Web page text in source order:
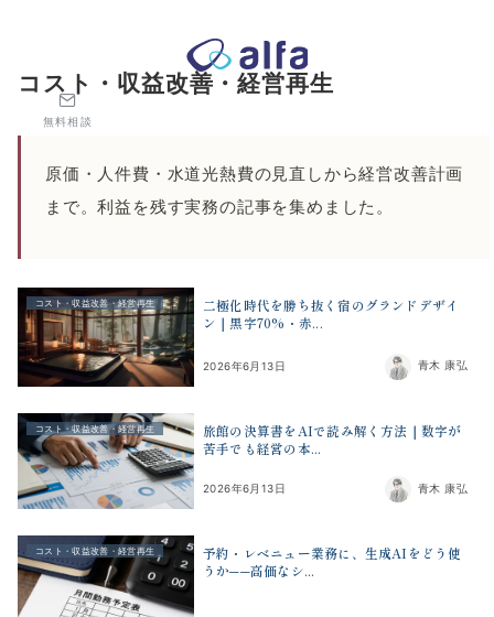
無料相談
株式会社アルファコンサルティング｜ホテル・旅館・観光業の事
コスト・収益改善・経営再生
原価・人件費・水道光熱費の見直しから経営改善計画
まで。利益を残す実務の記事を集めました。
コスト・収益改善・経営再生
二極化時代を勝ち抜く宿のグランドデザイ
ン｜黒字70%・赤...
2026年6月13日 青木 康弘
コスト・収益改善・経営再生
旅館の決算書をAIで読み解く方法｜数字が
苦手でも経営の本...
2026年6月13日 青木 康弘
コスト・収益改善・経営再生
予約・レベニュー業務に、生成AIをどう使
うか──高価なシ...